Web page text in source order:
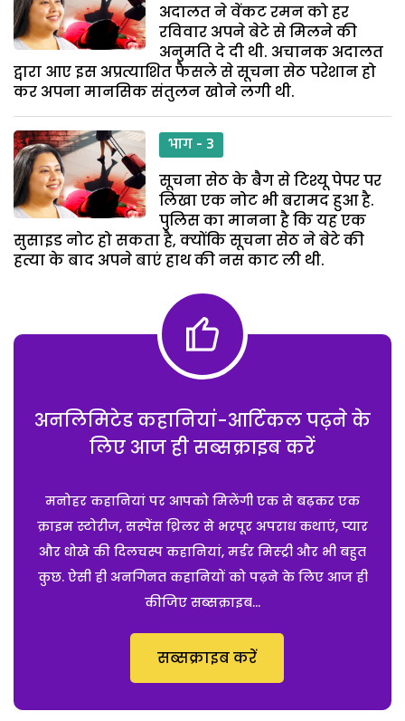
अदालत ने वेंकट रमन को हर
रविवार अपने बेटे से मिलने की
अनुमति दे दी थी. अचानक अदालत
द्वारा आए इस अप्रत्याशित फैसले से सूचना सेठ परेशान हो
कर अपना मानसिक संतुलन खोने लगी थी.
भाग - 3
सूचना सेठ के बैग से टिश्यू पेपर पर
लिखा एक नोट भी बरामद हुआ है.
पुलिस का मानना है कि यह एक
सुसाइड नोट हो सकता है, क्योंकि सूचना सेठ ने बेटे की
हत्या के बाद अपने बाएं हाथ की नस काट ली थी.
अनलिमिटेड कहानियां-आर्टिकल पढ़ने के
लिए आज ही सब्सक्राइब करें
मनोहर कहानियां पर आपको मिलेंगी एक से बढ़कर एक
क्राइम स्टोरीज, सस्पेंस थ्रिलर से भरपूर अपराध कथाएं, प्यार
और धोखे की दिलचस्प कहानियां, मर्डर मिस्ट्री और भी बहुत
कुछ. ऐसी ही अनगिनत कहानियों को पढ़ने के लिए आज ही
कीजिए सब्सक्राइब...
सब्सक्राइब करें